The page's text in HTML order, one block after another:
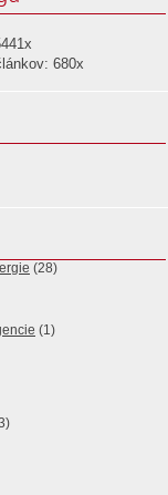
680x
(28)
(1)